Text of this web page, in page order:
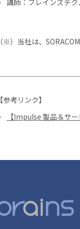
講師：ブレインズテ
（※）当社は、
【参考リンク】
【Impulse 製品＆サ